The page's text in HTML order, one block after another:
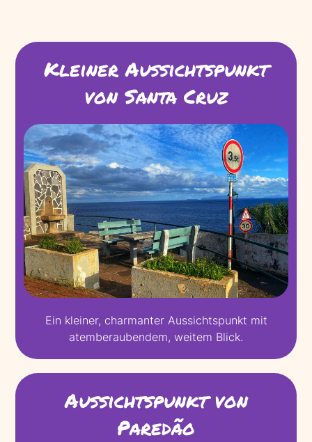
Kleiner Aussichtspunkt
von Santa Cruz
Ein kleiner, charmanter Aussichtspunkt mit
atemberaubendem, weitem Blick.
Aussichtspunkt von
Paredão